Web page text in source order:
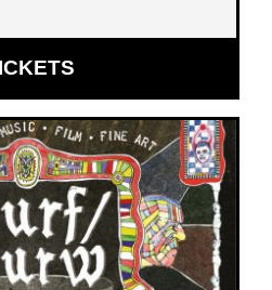
OPENT
IN
NIEUW
VENSTER